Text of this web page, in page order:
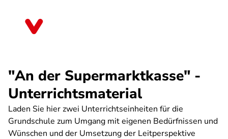
"An der Supermarktkasse" -
Unterrichtsmaterial
Laden Sie hier zwei Unterrichtseinheiten für die
Grundschule zum Umgang mit eigenen Bedürfnissen und
Wünschen und der Umsetzung der Leitperspektive